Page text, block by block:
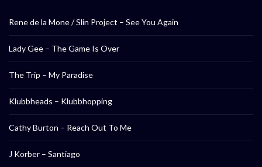
Rene de la Mone / Slin Project – See You Again
Lady Gee – The Game Is Over
The Trip – My Paradise
Klubbheads – Klubbhopping
Cathy Burton – Reach Out To Me
J Korber – Santiago